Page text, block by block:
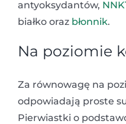
antyoksydantów,
białko oraz błonnik.
Na poziomie
Za równowagę na
odpowiadają proste
Pierwiastki o